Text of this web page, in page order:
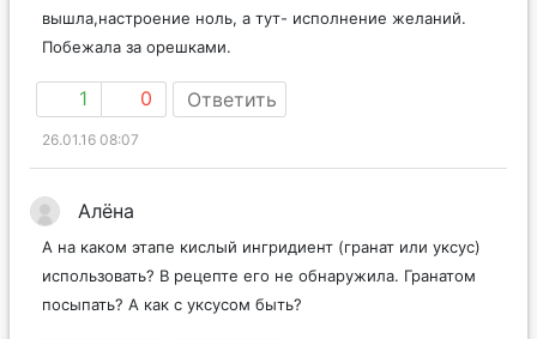
вышла,настроение ноль, а тут- исполнение желаний.
Побежала за орешками.
1 0 Ответить
26.01.16 08:07
Алёна
А на каком этапе кислый ингридиент (гранат или уксус)
использовать? В рецепте его не обнаружила. Гранатом
посыпать? А как с уксусом быть?